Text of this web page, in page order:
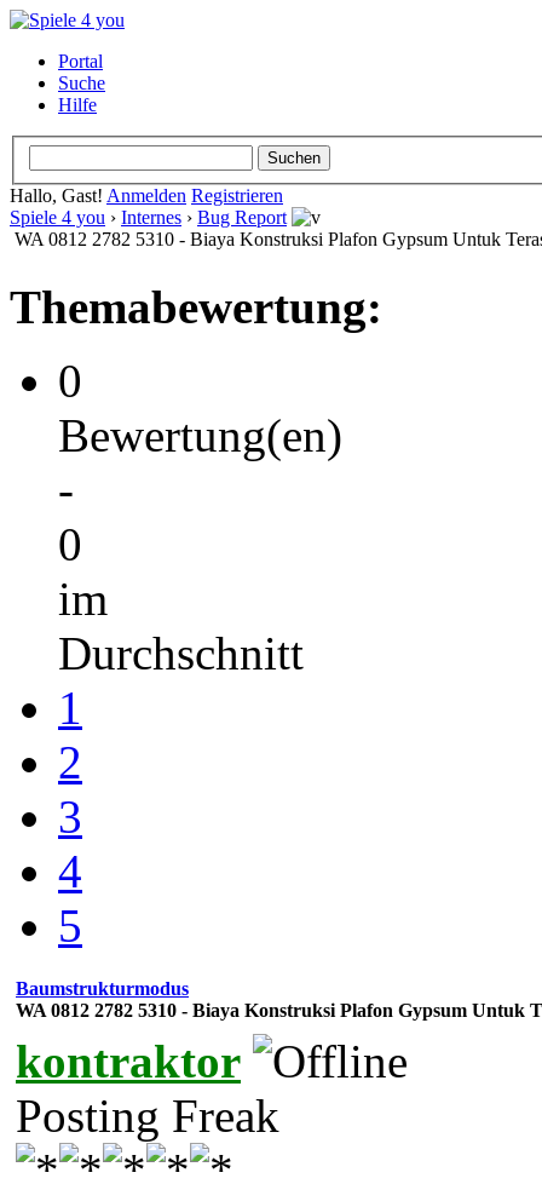
Portal
Suche
Hilfe
Hallo, Gast! Anmelden Registrieren
Spiele 4 you › Internes › Bug Report
WA 0812 2782 5310 - Biaya Konstruksi Plafon Gypsum Untuk
Themabewertung:
0
Bewertung(en)
-
0
im
Durchschnitt
1
2
3
4
5
Baumstrukturmodus
WA 0812 2782 5310 - Biaya Konstruksi Plafon Gypsum Untuk
kontraktor
Posting Freak